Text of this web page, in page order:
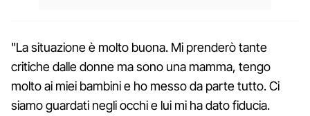
"La situazione è molto buona. Mi prenderò tante
critiche dalle donne ma sono una mamma, tengo
molto ai miei bambini e ho messo da parte tutto. Ci
siamo guardati negli occhi e lui mi ha dato fiducia.